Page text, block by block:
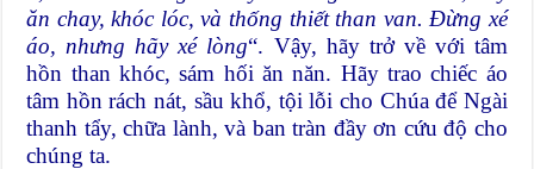
ăn chay, khóc lóc, và thống thiết than van. Đừng xé
áo, nhưng hãy xé lòng“. Vậy, hãy trở về với tâm
hồn than khóc, sám hối ăn năn. Hãy trao chiếc áo
tâm hồn rách nát, sầu khổ, tội lỗi cho Chúa để Ngài
thanh tẩy, chữa lành, và ban tràn đầy ơn cứu độ cho
chúng ta.